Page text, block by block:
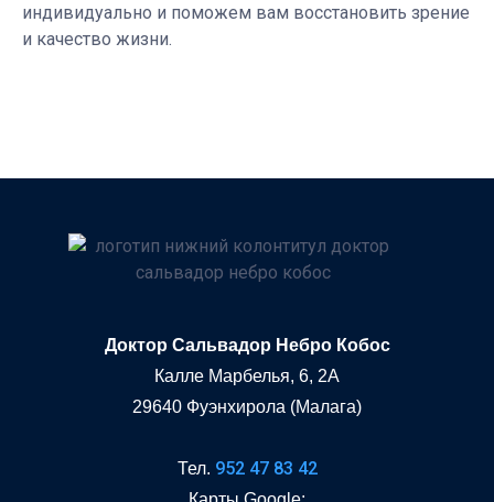
индивидуально и поможем вам восстановить зрение
и качество жизни.
Доктор Сальвадор Небро Кобос
Калле Марбелья, 6, 2A
29640 Фуэнхирола (Малага)
Тел. 952 47 83 42